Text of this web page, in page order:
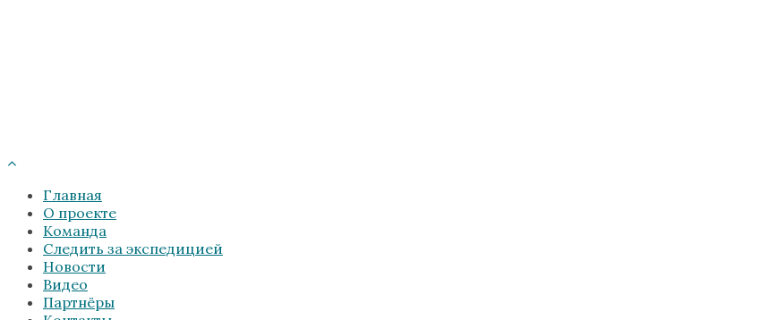
Главная
О проекте
Команда
Следить за экспедицией
Новости
Видео
Партнёры